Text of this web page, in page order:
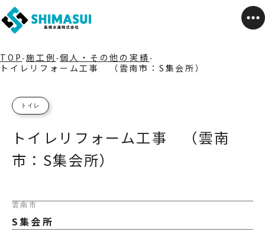
TOP 施工例 個人・その他の実績
トイレリフォーム工事 （雲南市：S集会所）
トイレ
トイレリフォーム工事 （雲南
市：S集会所）
雲南市
S集会所